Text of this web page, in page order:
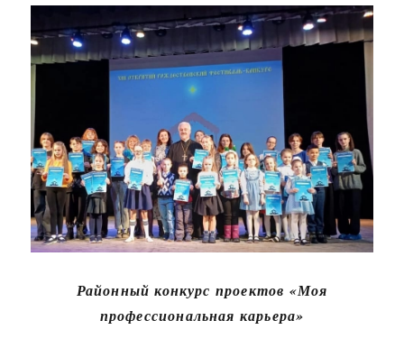
Районный конкурс проектов «Моя
профессиональная карьера»